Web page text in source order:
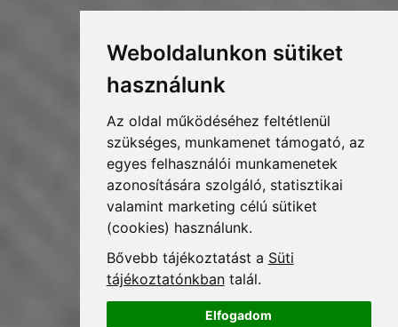
Weboldalunkon sütiket
használunk
Az oldal működéséhez feltétlenül
szükséges, munkamenet támogató,
az egyes felhasználói munkamenetek
azonosítására szolgáló, statisztikai
valamint marketing célú sütiket
(cookies) használunk.
Bővebb tájékoztatást a Süti
tájékoztatónkbantalál.
Elfogadom